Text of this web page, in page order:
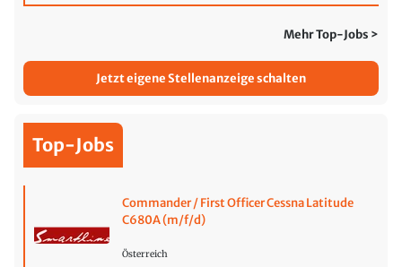
Mehr Top-Jobs >
Jetzt eigene Stellenanzeige schalten
Top-Jobs
Commander / First Officer Cessna Latitude
C680A (m/f/d)
Österreich